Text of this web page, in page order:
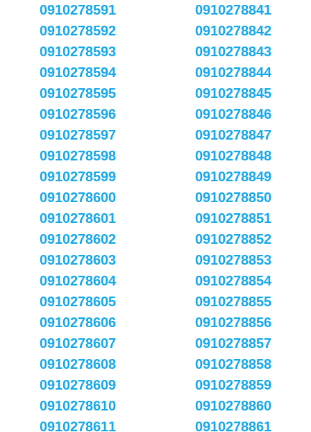
0910278591
0910278592
0910278593
0910278594
0910278595
0910278596
0910278597
0910278598
0910278599
0910278600
0910278601
0910278602
0910278603
0910278604
0910278605
0910278606
0910278607
0910278608
0910278609
0910278610
0910278611
0910278841
0910278842
0910278843
0910278844
0910278845
0910278846
0910278847
0910278848
0910278849
0910278850
0910278851
0910278852
0910278853
0910278854
0910278855
0910278856
0910278857
0910278858
0910278859
0910278860
0910278861